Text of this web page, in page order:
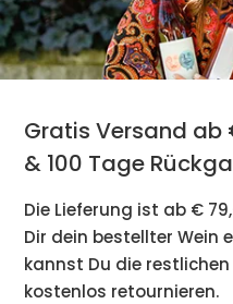
Gratis Versand ab
& 100 Tage
Die Lieferung ist ab €
Dir dein bestellter Wein
kannst Du die
kostenlos retournieren.